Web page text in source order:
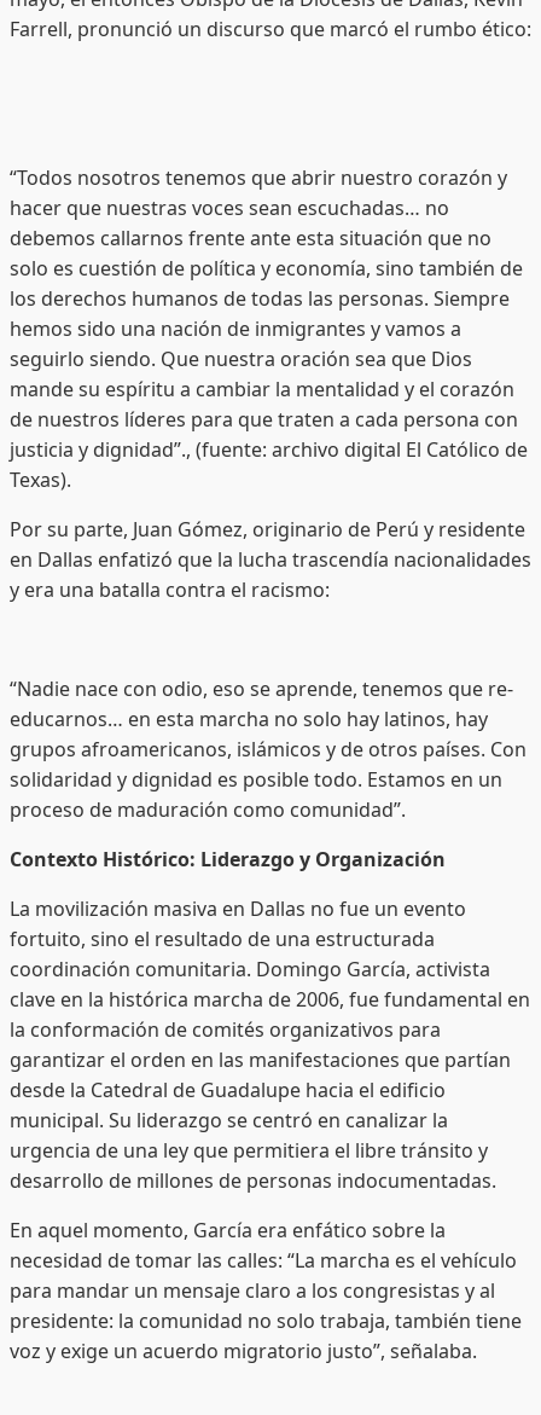
Farrell, pronunció un discurso que marcó el rumbo ético:
“Todos nosotros tenemos que abrir nuestro corazón y
hacer que nuestras voces sean escuchadas… no
debemos callarnos frente ante esta situación que no
solo es cuestión de política y economía, sino también de
los derechos humanos de todas las personas. Siempre
hemos sido una nación de inmigrantes y vamos a
seguirlo siendo. Que nuestra oración sea que Dios
mande su espíritu a cambiar la mentalidad y el corazón
de nuestros líderes para que traten a cada persona con
justicia y dignidad”., (fuente: archivo digital El Católico de
Texas).
Por su parte, Juan Gómez, originario de Perú y residente
en Dallas enfatizó que la lucha trascendía nacionalidades
y era una batalla contra el racismo:
“Nadie nace con odio, eso se aprende, tenemos que re-
educarnos… en esta marcha no solo hay latinos, hay
grupos afroamericanos, islámicos y de otros países. Con
solidaridad y dignidad es posible todo. Estamos en un
proceso de maduración como comunidad”.
Contexto Histórico: Liderazgo y Organización
La movilización masiva en Dallas no fue un evento
fortuito, sino el resultado de una estructurada
coordinación comunitaria. Domingo García, activista
clave en la histórica marcha de 2006, fue fundamental en
la conformación de comités organizativos para
garantizar el orden en las manifestaciones que partían
desde la Catedral de Guadalupe hacia el edificio
municipal. Su liderazgo se centró en canalizar la
urgencia de una ley que permitiera el libre tránsito y
desarrollo de millones de personas indocumentadas.
En aquel momento, García era enfático sobre la
necesidad de tomar las calles: “La marcha es el vehículo
para mandar un mensaje claro a los congresistas y al
presidente: la comunidad no solo trabaja, también tiene
voz y exige un acuerdo migratorio justo”, señalaba.